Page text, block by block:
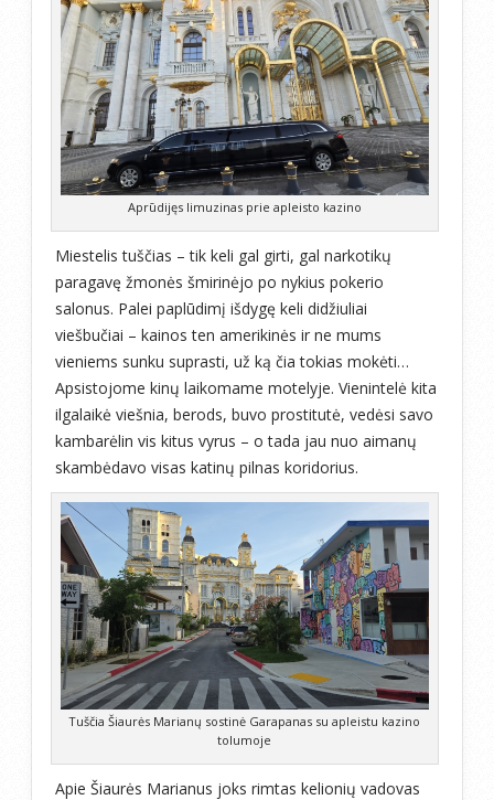
Aprūdijęs limuzinas prie apleisto kazino
Miestelis tuščias – tik keli gal girti, gal narkotikų
paragavę žmonės šmirinėjo po nykius pokerio
salonus. Palei paplūdimį išdygę keli didžiuliai
viešbučiai – kainos ten amerikinės ir ne mums
vieniems sunku suprasti, už ką čia tokias mokėti…
Apsistojome kinų laikomame motelyje. Vienintelė kita
ilgalaikė viešnia, berods, buvo prostitutė, vedėsi savo
kambarėlin vis kitus vyrus – o tada jau nuo aimanų
skambėdavo visas katinų pilnas koridorius.
Tuščia Šiaurės Marianų sostinė Garapanas su apleistu kazino
tolumoje
Apie Šiaurės Marianus joks rimtas kelionių vadovas